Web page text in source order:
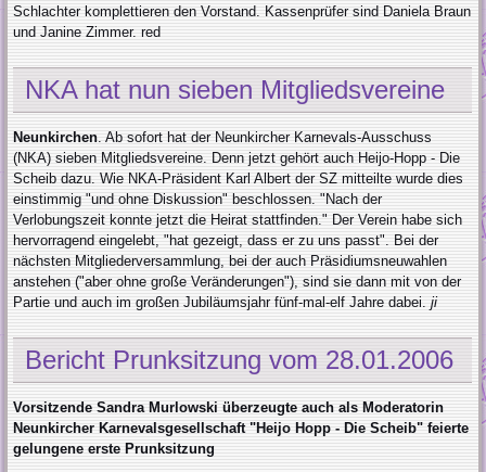
Schlachter komplettieren den Vorstand. Kassenprüfer sind Daniela Braun
und Janine Zimmer. red
NKA hat nun sieben Mitgliedsvereine
Neunkirchen . Ab sofort hat der Neunkircher Karnevals-Ausschuss
(NKA) sieben Mitgliedsvereine. Denn jetzt gehört auch Heijo-Hopp - Die
Scheib dazu. Wie NKA-Präsident Karl Albert der SZ mitteilte wurde dies
einstimmig "und ohne Diskussion" beschlossen. "Nach der
Verlobungszeit konnte jetzt die Heirat stattfinden." Der Verein habe sich
hervorragend eingelebt, "hat gezeigt, dass er zu uns passt". Bei der
nächsten Mitgliederversammlung, bei der auch Präsidiumsneuwahlen
anstehen ("aber ohne große Veränderungen"), sind sie dann mit von der
Partie und auch im großen Jubiläumsjahr fünf-mal-elf Jahre dabei.ji
Bericht Prunksitzung vom 28.01.2006
Vorsitzende Sandra Murlowski überzeugte auch als Moderatorin
Neunkircher Karnevalsgesellschaft "Heijo Hopp - Die Scheib" feierte
gelungene erste Prunksitzung